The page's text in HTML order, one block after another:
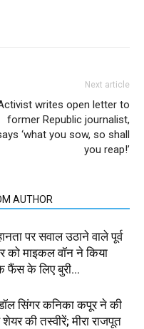
Next article
writes open letter to
former Republic journalist,
‘what you sow, so shall
you reap!’
AUTHOR
पर सवाल उठाने वाले पूर्व
को माइकल वॉन ने किया
के फैंस के लिए बुरी...
सिंगर कनिका कपूर ने की
की तस्वीरें; मीरा राजपूत